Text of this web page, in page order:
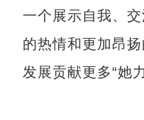
一个展示自我、
的热情和更加昂
发展贡献更多“她